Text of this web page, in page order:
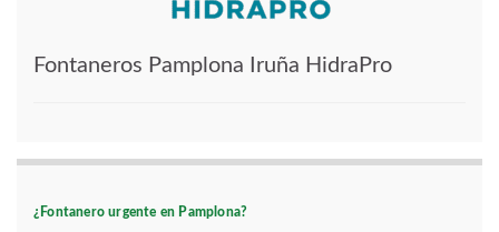
Fontaneros Pamplona Iruña HidraPro
¿Fontanero urgente en Pamplona?